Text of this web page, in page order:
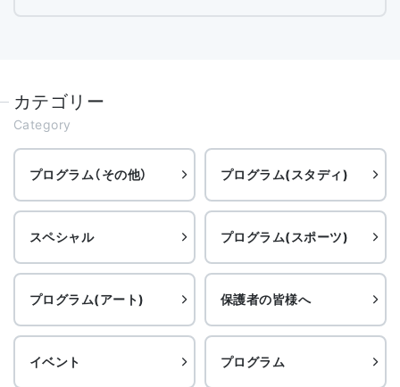
カテゴリー
Category
プログラム（その他） プログラム(スタディ)
スペシャル プログラム(スポーツ)
プログラム(アート) 保護者の皆様へ
イベント プログラム